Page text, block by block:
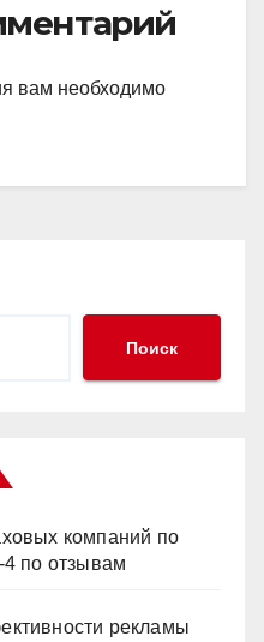
вам необходимо
Поиск
компаний по
по отзывам
рекламы